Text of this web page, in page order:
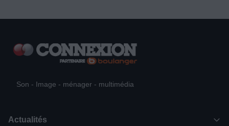
Son - Image - ménager - multimédia
Actualités